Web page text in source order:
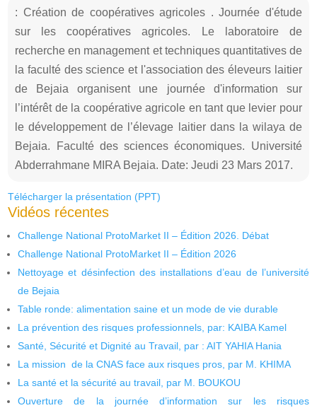
: Création de coopératives agricoles . Journée d'étude
sur les coopératives agricoles. Le laboratoire de
recherche en management et techniques quantitatives de
la faculté des science et l'association des éleveurs laitier
de Bejaia organisent une journée d'information sur
l’intérêt de la coopérative agricole en tant que levier pour
le développement de l’élevage laitier dans la wilaya de
Bejaia. Faculté des sciences économiques. Université
Abderrahmane MIRA Bejaia. Date: Jeudi 23 Mars 2017.
Télécharger la présentation (PPT)
Vidéos récentes
Challenge National ProtoMarket II – Édition 2026. Débat
Challenge National ProtoMarket II – Édition 2026
Nettoyage et désinfection des installations d’eau de l’université
de Bejaia
Table ronde: alimentation saine et un mode de vie durable
La prévention des risques professionnels, par: KAIBA Kamel
Santé, Sécurité et Dignité au Travail, par : AIT YAHIA Hania
La mission de la CNAS face aux risques pros, par M. KHIMA
La santé et la sécurité au travail, par M. BOUKOU
Ouverture de la journée d’information sur les risques